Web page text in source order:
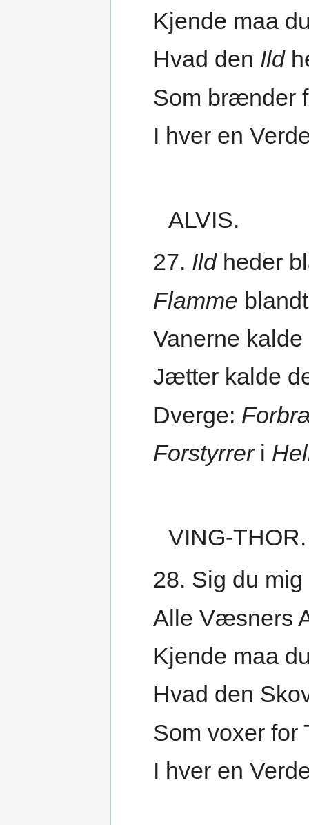
Kjende maa
Hvad den Ild
Som brænder
I hver en
ALVIS.
27. Ildheder
Flamme
Vanerne
Jætter kalde
Dverge:
Forstyrreri
VING-THOR.
28. Sig du
Alle Væsners
Kjende maa
Hvad den
Som voxer for
I hver en